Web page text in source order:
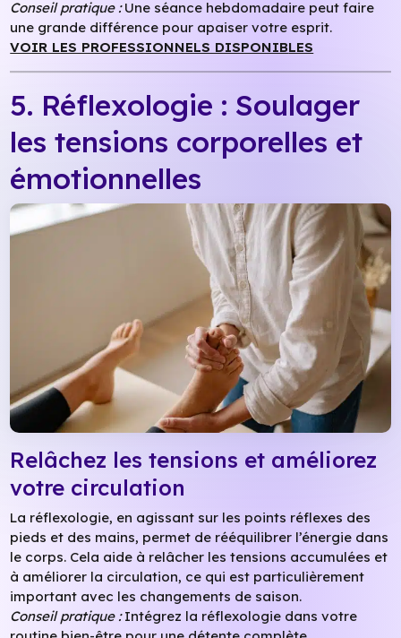
Conseil pratique :Une séance hebdomadaire peut faire
une grande différence pour apaiser votre esprit.
VOIR LES PROFESSIONNELS DISPONIBLES
5. Réflexologie : Soulager
les tensions corporelles et
émotionnelles
Relâchez les tensions et améliorez
votre circulation
La réflexologie, en agissant sur les points réflexes des
pieds et des mains, permet de rééquilibrer l’énergie dans
le corps. Cela aide à relâcher les tensions accumulées et
à améliorer la circulation, ce qui est particulièrement
important avec les changements de saison.
Conseil pratique :Intégrez la réflexologie dans votre